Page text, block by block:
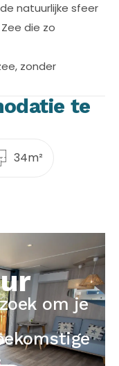
natuurlijke sfeer
die zo
zonder
te
34m²
om je